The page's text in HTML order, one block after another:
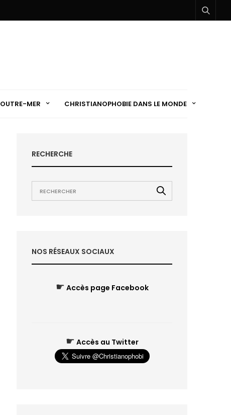
OUTRE-MER CHRISTIANOPHOBIE DANS LE MONDE
RECHERCHE
NOS RÉSEAUX SOCIAUX
☛ Accès page Facebook
☛ Accès au Twitter